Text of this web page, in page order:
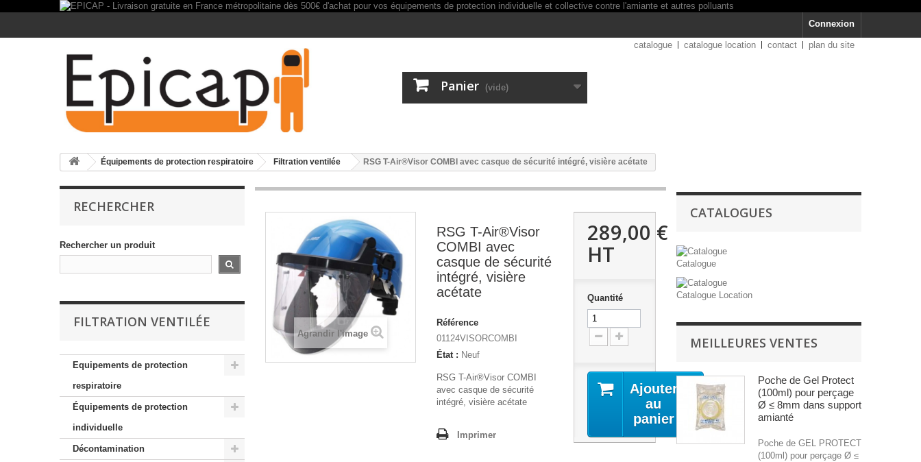
Connexion
catalogue catalogue location contact plan du site
Panier (vide)
Équipements de protection respiratoire Filtration ventilée RSG T-Air®Visor COMBI avec casque de sécurité intégré, visière acétate
RECHERCHER
Rechercher un produit
FILTRATION VENTILÉE
Equipements de protection
respiratoire
Équipements de protection
individuelle
Décontamination
Agrandir l'image
RSG T-Air®Visor
COMBI avec
casque de sécurité
intégré, visière
acétate
Référence
01124VISORCOMBI
État : Neuf
RSG T-Air®Visor COMBI
avec casque de sécurité
intégré, visière acétate
Imprimer
289,00 €
HT
Quantité
Ajouter
au
panier
CATALOGUES
Catalogue
Catalogue Location
MEILLEURES VENTES
Poche de Gel Protect
(100ml) pour perçage
Ø ≤ 8mm dans support
amianté
Poche de GEL PROTECT
(100ml) pour perçage Ø ≤